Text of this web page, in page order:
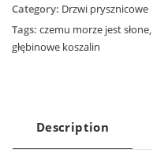
Category: Drzwi prysznicowe
Tags: czemu morze jest słone,
głębinowe koszalin
Description